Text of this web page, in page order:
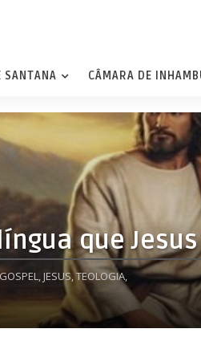
SANTANA CÂMARA DE
que
GOSPEL, JESUS,TEOLOGIA,